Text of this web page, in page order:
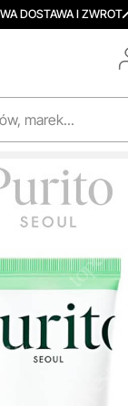
DOSTAWA I ZWROT
lub
z Topestetic!
produkty do
i
starannie